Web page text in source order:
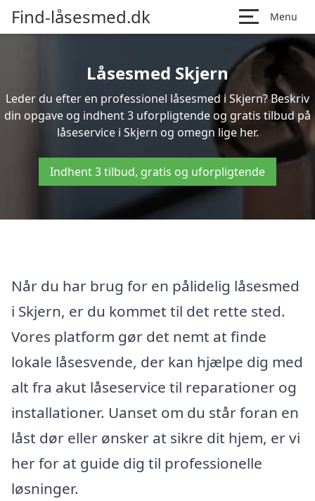
Find-låsesmed.dk Menu
Låsesmed Skjern
Leder du efter en professionel låsesmed i Skjern? Beskriv
din opgave og indhent 3 uforpligtende og gratis tilbud på
låseservice i Skjern og omegn lige her.
Indhent 3 tilbud, gratis og uforpligtende
Når du har brug for en pålidelig låsesmed
i Skjern, er du kommet til det rette sted.
Vores platform gør det nemt at finde
lokale låsesvende, der kan hjælpe dig med
alt fra akut låseservice til reparationer og
installationer. Uanset om du står foran en
låst dør eller ønsker at sikre dit hjem, er vi
her for at guide dig til professionelle
løsninger.